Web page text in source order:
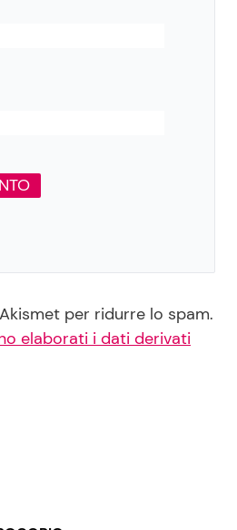
per ridurre lo spam.
elaborati i dati derivati